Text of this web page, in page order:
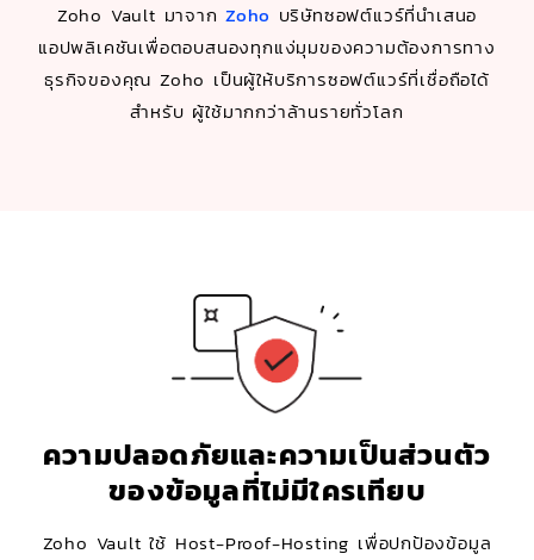
Zoho Vault มาจากZoho บริษัทซอฟต์แวร์ที่นำเสนอ
แอปพลิเคชันเพื่อตอบสนองทุกแง่มุมของความต้องการทาง
ธุรกิจของคุณ Zoho เป็นผู้ให้บริการซอฟต์แวร์ที่เชื่อถือได้
สำหรับ ผู้ใช้มากกว่าล้านรายทั่วโลก
ความปลอดภัยและความเป็นส่วนตัว
ของข้อมูลที่ไม่มีใครเทียบ
Zoho Vault ใช้ Host-Proof-Hosting เพื่อปกป้องข้อมูล